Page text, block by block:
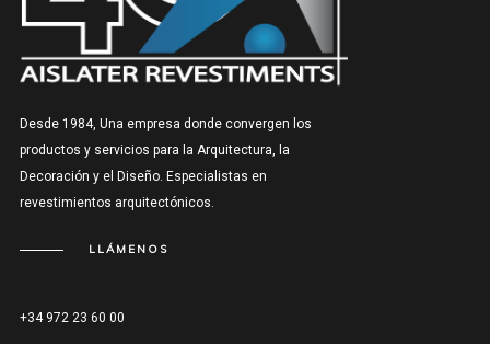
Desde 1984, Una empresa donde convergen los
productos y servicios para la Arquitectura, la
Decoración y el Diseño. Especialistas en
revestimientos arquitectónicos.
LLÁMENOS
+34 972 23 60 00